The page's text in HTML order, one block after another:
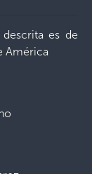
es de
América